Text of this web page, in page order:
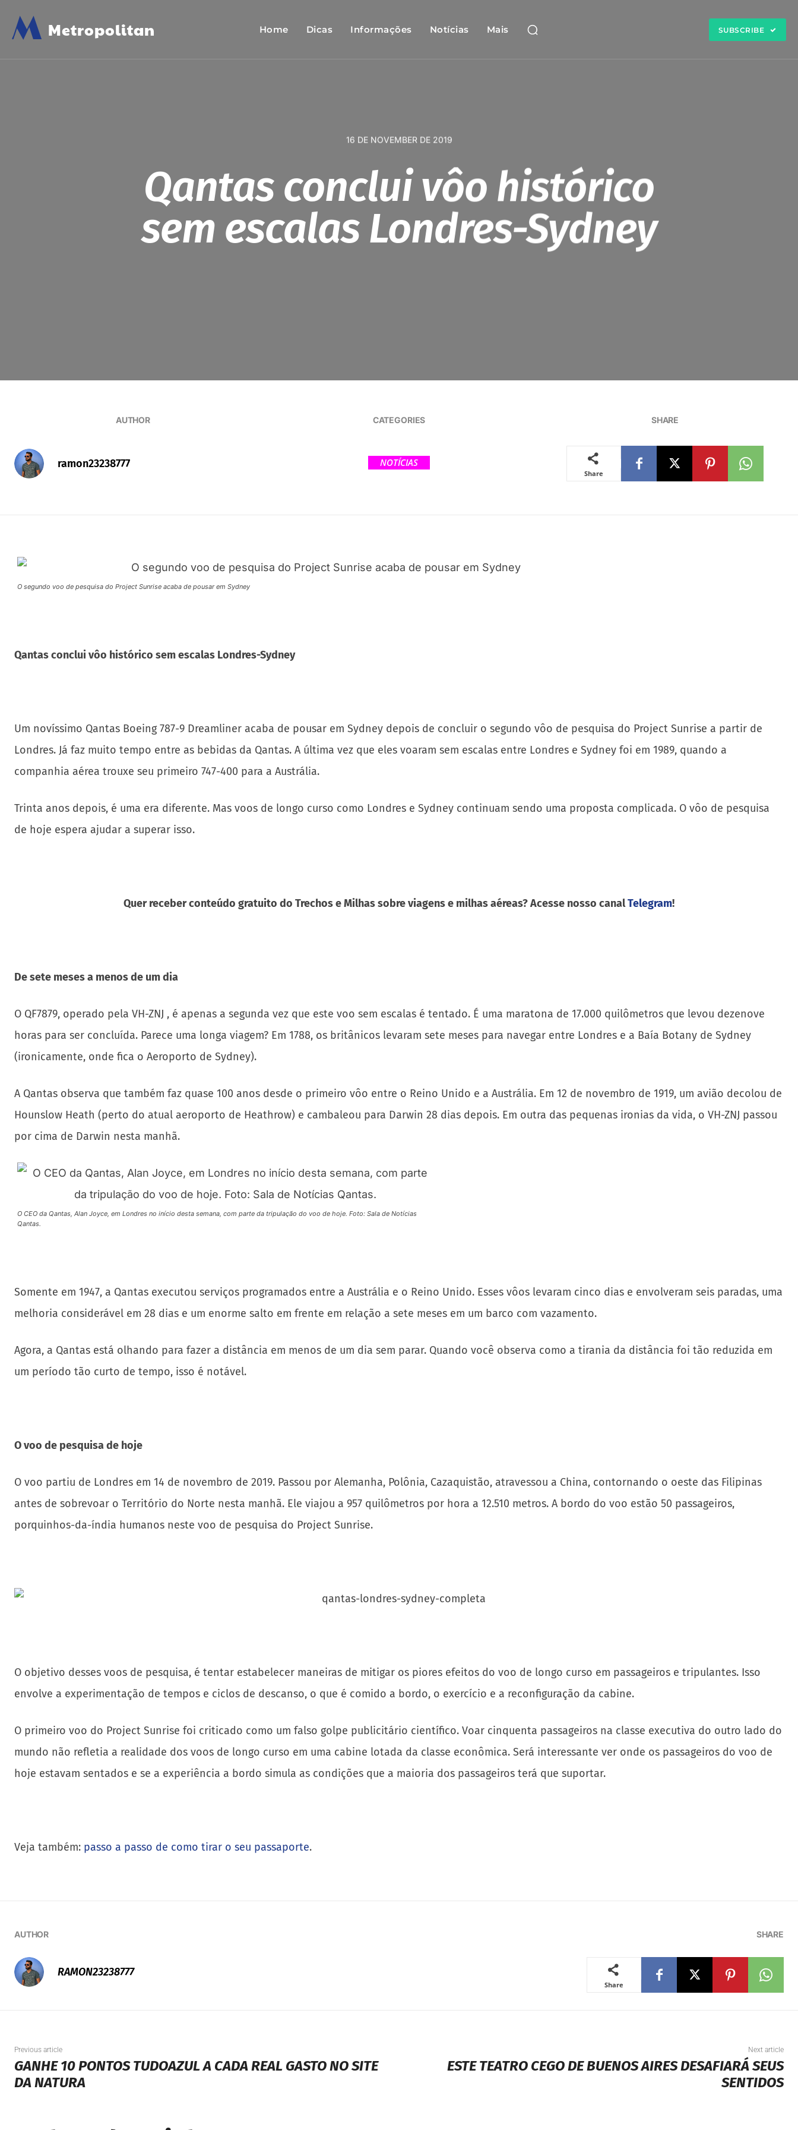
M Metropolitan Home Dicas Informações Notícias Mais SUBSCRIBE
16 DE NOVEMBER DE 2019
Qantas conclui vôo histórico
sem escalas Londres-Sydney
AUTHOR
ramon23238777
CATEGORIES
NOTÍCIAS
SHARE
Share
O segundo voo de pesquisa do Project Sunrise acaba de pousar em Sydney
Qantas conclui vôo histórico sem escalas Londres-Sydney
Um novíssimo Qantas Boeing 787-9 Dreamliner acaba de pousar em Sydney depois de concluir o segundo vôo de pesquisa do Project Sunrise a partir de
Londres. Já faz muito tempo entre as bebidas da Qantas. A última vez que eles voaram sem escalas entre Londres e Sydney foi em 1989, quando a
companhia aérea trouxe seu primeiro 747-400 para a Austrália.
Trinta anos depois, é uma era diferente. Mas voos de longo curso como Londres e Sydney continuam sendo uma proposta complicada. O vôo de pesquisa
de hoje espera ajudar a superar isso.
Quer receber conteúdo gratuito do Trechos e Milhas sobre viagens e milhas aéreas? Acesse nosso canalTelegram!
De sete meses a menos de um dia
O QF7879, operado pela VH-ZNJ , é apenas a segunda vez que este voo sem escalas é tentado. É uma maratona de 17.000 quilômetros que levou dezenove
horas para ser concluída. Parece uma longa viagem? Em 1788, os britânicos levaram sete meses para navegar entre Londres e a Baía Botany de Sydney
(ironicamente, onde fica o Aeroporto de Sydney).
A Qantas observa que também faz quase 100 anos desde o primeiro vôo entre o Reino Unido e a Austrália. Em 12 de novembro de 1919, um avião decolou de
Hounslow Heath (perto do atual aeroporto de Heathrow) e cambaleou para Darwin 28 dias depois. Em outra das pequenas ironias da vida, o VH-ZNJ passou
por cima de Darwin nesta manhã.
O CEO da Qantas, Alan Joyce, em Londres no início desta semana, com parte da tripulação do voo de hoje. Foto: Sala de Notícias
Qantas.
Somente em 1947, a Qantas executou serviços programados entre a Austrália e o Reino Unido. Esses vôos levaram cinco dias e envolveram seis paradas, uma
melhoria considerável em 28 dias e um enorme salto em frente em relação a sete meses em um barco com vazamento.
Agora, a Qantas está olhando para fazer a distância em menos de um dia sem parar. Quando você observa como a tirania da distância foi tão reduzida em
um período tão curto de tempo, isso é notável.
O voo de pesquisa de hoje
O voo partiu de Londres em 14 de novembro de 2019. Passou por Alemanha, Polônia, Cazaquistão, atravessou a China, contornando o oeste das Filipinas
antes de sobrevoar o Território do Norte nesta manhã. Ele viajou a 957 quilômetros por hora a 12.510 metros. A bordo do voo estão 50 passageiros,
porquinhos-da-índia humanos neste voo de pesquisa do Project Sunrise.
O objetivo desses voos de pesquisa, é tentar estabelecer maneiras de mitigar os piores efeitos do voo de longo curso em passageiros e tripulantes. Isso
envolve a experimentação de tempos e ciclos de descanso, o que é comido a bordo, o exercício e a reconfiguração da cabine.
O primeiro voo do Project Sunrise foi criticado como um falso golpe publicitário científico. Voar cinquenta passageiros na classe executiva do outro lado do
mundo não refletia a realidade dos voos de longo curso em uma cabine lotada da classe econômica. Será interessante ver onde os passageiros do voo de
hoje estavam sentados e se a experiência a bordo simula as condições que a maioria dos passageiros terá que suportar.
Veja também: passo a passo de como tirar o seu passaporte.
AUTHOR
RAMON23238777
SHARE
Share
Previous article
GANHE 10 PONTOS TUDOAZUL A CADA REAL GASTO NO SITE
DA NATURA
Next article
ESTE TEATRO CEGO DE BUENOS AIRES DESAFIARÁ SEUS
SENTIDOS